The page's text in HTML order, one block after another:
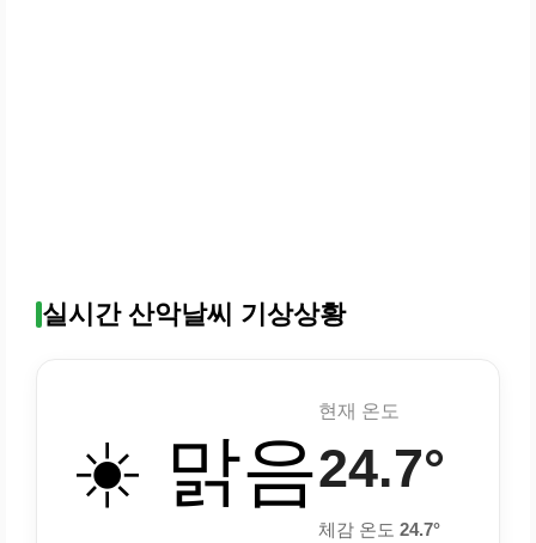
실시간 산악날씨 기상상황
☀️ 맑음
현재 온도
24.7°
체감 온도 24.7°